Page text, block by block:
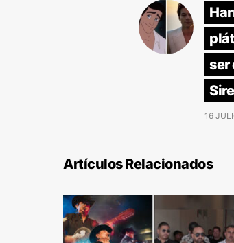
ser
16
Artículos Relacionados